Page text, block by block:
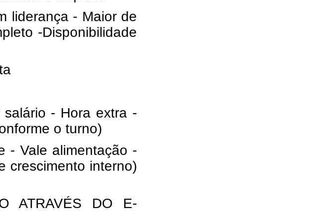
liderança - Maior de
-Disponibilidade
salário - Hora extra -
o turno)
- Vale alimentação -
crescimento interno)
ATRAVÉS DO E-